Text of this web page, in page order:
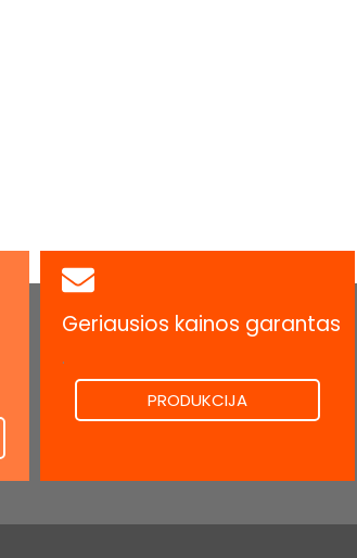
Geriausios kainos garantas
.
PRODUKCIJA